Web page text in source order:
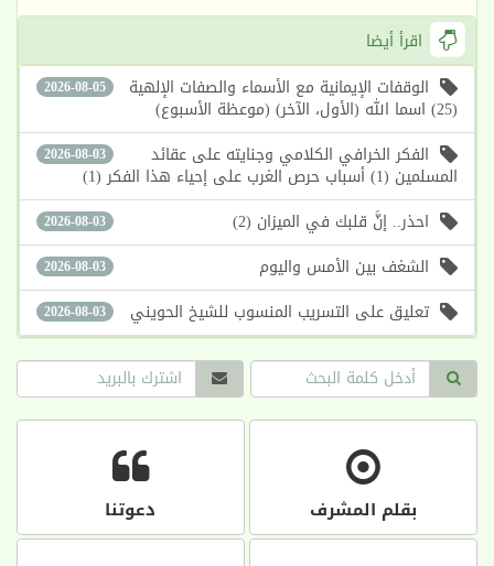
اقرأ أيضا
2026-08-05 الوقفات الإيمانية مع الأسماء والصفات الإلهية
(25) اسما الله (الأول، الآخر) (موعظة الأسبوع)
2026-08-03 الفكر الخرافي الكلامي وجنايته على عقائد
المسلمين (1) أسباب حرص الغرب على إحياء هذا الفكر (1)
2026-08-03 احذر.. إنَّ قلبك في الميزان (2)
2026-08-03 الشغف بين الأمس واليوم
2026-08-03 تعليق على التسريب المنسوب للشيخ الحويني
بقلم المشرف دعوتنا